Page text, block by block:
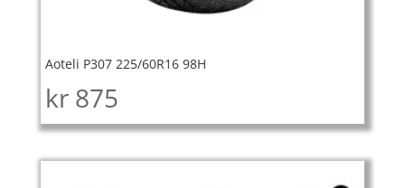
Aoteli P307 225/60R16 98H
kr 875